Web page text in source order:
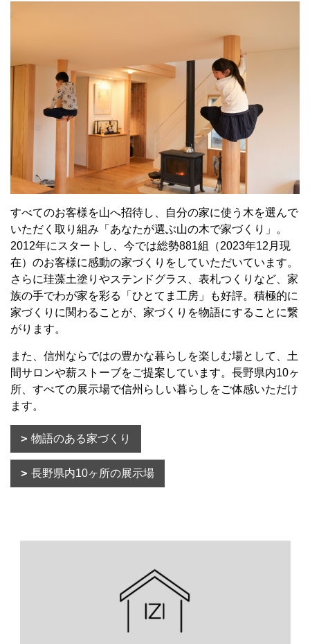
すべてのお客様を山へ招待し、自分の家に使う木を選んで
いただく取り組み「あなたが選ぶ山の木で家づくり」。
2012年にスタートし、今では総勢881組（2023年12月現
在）のお客様に感動の家づくりをしていただいています。
さらに珪藻土塗りやステンドグラス、表札つくりなど、家
族の手でわが家を彩る「ひとてま工房」も好評。積極的に
家づくりに関わることが、家づくりを物語にすることに繋
がります。
また、信州ならではの豊かな暮らしを楽しむ場として、土
間サロンや薪ストーブをご提案しています。長野県内10ヶ
所、すべての展示場で信州らしい暮らしをご体感いただけ
ます。
物語のある家づくり
長野県内10ヶ所の展示場